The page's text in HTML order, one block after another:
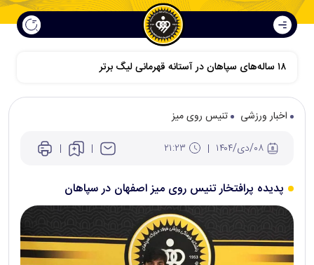
اخبار ورزشی
تنیس روی میز
پدیده پرافتخار تنیس روی میز اصفهان در سپاهان